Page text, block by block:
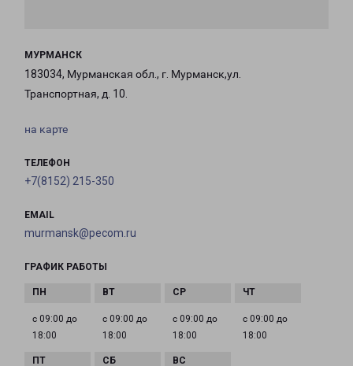
МУРМАНСК
183034, Мурманская обл., г. Мурманск,ул.
Транспортная, д. 10.
на карте
ТЕЛЕФОН
+7(8152) 215-350
EMAIL
murmansk@pecom.ru
ГРАФИК РАБОТЫ
с 09:00 до
18:00
с 09:00 до
18:00
с 09:00 до
18:00
с 09:00 до
18:00